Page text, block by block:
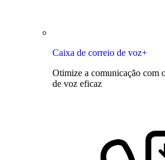
Caixa de correio de voz+
Otimize a comunicação com
de voz eficaz